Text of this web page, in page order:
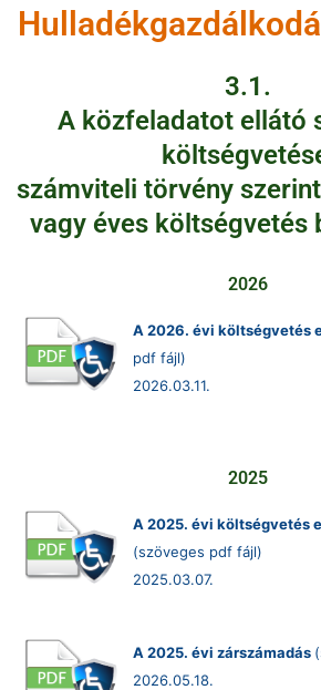
3.1.
A közfeladatot ellátó
számviteli törvény
vagy éves költségvetés
2026
A 2026. évi költségvetés
pdf fájl)
2026.03.11.
2025
A 2025. évi költségvetés
(szöveges pdf fájl)
2025.03.07.
A 2025. évi zárszámadás
2026.05.18.